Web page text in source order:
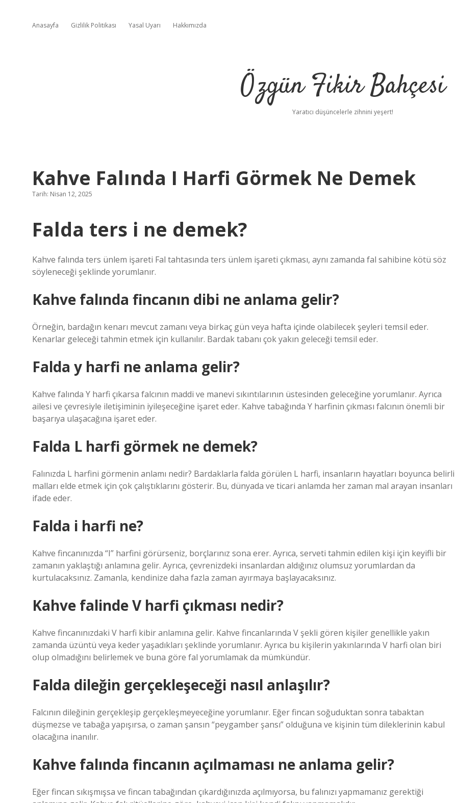
Anasayfa Gizlilik Politikası Yasal Uyarı Hakkımızda
Özgün Fikir Bahçesi
Yaratıcı düşüncelerle zihnini yeşert!
Kahve Falında I Harfi Görmek Ne Demek
Tarih: Nisan 12, 2025
Falda ters i ne demek?
Kahve falında ters ünlem işareti Fal tahtasında ters ünlem işareti çıkması, aynı zamanda fal sahibine kötü söz
söyleneceği şeklinde yorumlanır.
Kahve falında fincanın dibi ne anlama gelir?
Örneğin, bardağın kenarı mevcut zamanı veya birkaç gün veya hafta içinde olabilecek şeyleri temsil eder.
Kenarlar geleceği tahmin etmek için kullanılır. Bardak tabanı çok yakın geleceği temsil eder.
Falda y harfi ne anlama gelir?
Kahve falında Y harfi çıkarsa falcının maddi ve manevi sıkıntılarının üstesinden geleceğine yorumlanır. Ayrıca
ailesi ve çevresiyle iletişiminin iyileşeceğine işaret eder. Kahve tabağında Y harfinin çıkması falcının önemli bir
başarıya ulaşacağına işaret eder.
Falda L harfi görmek ne demek?
Falınızda L harfini görmenin anlamı nedir? Bardaklarla falda görülen L harfi, insanların hayatları boyunca belirli
malları elde etmek için çok çalıştıklarını gösterir. Bu, dünyada ve ticari anlamda her zaman mal arayan insanları
ifade eder.
Falda i harfi ne?
Kahve fincanınızda “I” harfini görürseniz, borçlarınız sona erer. Ayrıca, serveti tahmin edilen kişi için keyifli bir
zamanın yaklaştığı anlamına gelir. Ayrıca, çevrenizdeki insanlardan aldığınız olumsuz yorumlardan da
kurtulacaksınız. Zamanla, kendinize daha fazla zaman ayırmaya başlayacaksınız.
Kahve falinde V harfi çıkması nedir?
Kahve fincanınızdaki V harfi kibir anlamına gelir. Kahve fincanlarında V şekli gören kişiler genellikle yakın
zamanda üzüntü veya keder yaşadıkları şeklinde yorumlanır. Ayrıca bu kişilerin yakınlarında V harfi olan biri
olup olmadığını belirlemek ve buna göre fal yorumlamak da mümkündür.
Falda dileğin gerçekleşeceği nasıl anlaşılır?
Falcının dileğinin gerçekleşip gerçekleşmeyeceğine yorumlanır. Eğer fincan soğuduktan sonra tabaktan
düşmezse ve tabağa yapışırsa, o zaman şansın “peygamber şansı” olduğuna ve kişinin tüm dileklerinin kabul
olacağına inanılır.
Kahve falında fincanın açılmaması ne anlama gelir?
Eğer fincan sıkışmışsa ve fincan tabağından çıkardığınızda açılmıyorsa, bu falınızı yapmamanız gerektiği